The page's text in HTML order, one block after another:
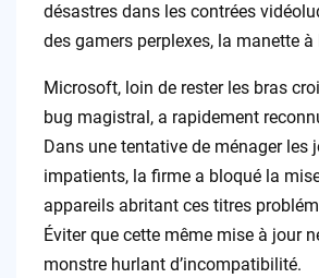
désastres dans les contrées
des gamers perplexes, la manette
Microsoft, loin de rester les bras
bug magistral, a rapidement
Dans une tentative de ménager les
impatients, la firme a bloqué la
appareils abritant ces titres
Éviter que cette même mise à jour
monstre hurlant d’incompatibilité.